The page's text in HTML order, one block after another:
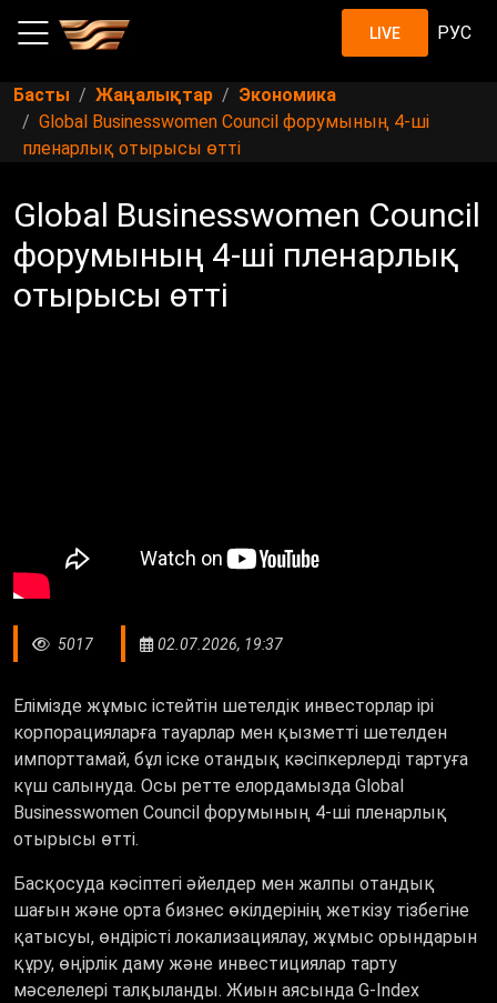
LIVE РУС
Басты Жаңалықтар
Экономика
Global Businesswomen Council форумының 4-ші
пленарлық отырысы өтті
Global Businesswomen Council
форумының 4-ші пленарлық
отырысы өтті
5017 02.07.2026, 19:37
Елімізде жұмыс істейтін шетелдік инвесторлар ірі
корпорацияларға тауарлар мен қызметті шетелден
импорттамай, бұл іске отандық кәсіпкерлерді тартуға
күш салынуда. Осы ретте елордамызда Global
Businesswomen Council форумының 4-ші пленарлық
отырысы өтті.
Басқосуда кәсіптегі әйелдер мен жалпы отандық
шағын және орта бизнес өкілдерінің жеткізу тізбегіне
қатысуы, өндірісті локализациялау, жұмыс орындарын
құру, өңірлік даму және инвестициялар тарту
мәселелері талқыланды. Жиын аясында G-Index